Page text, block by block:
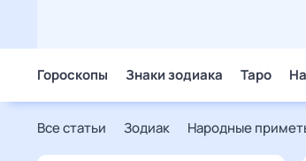
Гороскопы Знаки зодиака Таро
Все статьи Зодиак Народные